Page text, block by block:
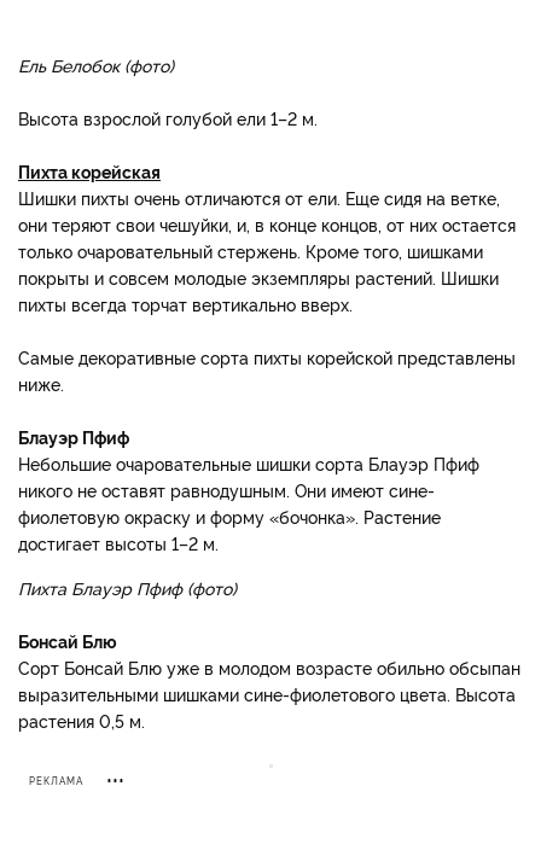
Ель Белобок (фото)
Высота взрослой голубой ели 1–2 м.
Пихта корейская
Шишки пихты очень отличаются от ели. Еще сидя на ветке,
они теряют свои чешуйки, и, в конце концов, от них остается
только очаровательный стержень. Кроме того, шишками
покрыты и совсем молодые экземпляры растений. Шишки
пихты всегда торчат вертикально вверх.
Самые декоративные сорта пихты корейской представлены
ниже.
Блауэр Пфиф
Небольшие очаровательные шишки сорта Блауэр Пфиф
никого не оставят равнодушным. Они имеют сине-
фиолетовую окраску и форму «бочонка». Растение
достигает высоты 1–2 м.
Пихта Блауэр Пфиф (фото)
Бонсай Блю
Сорт Бонсай Блю уже в молодом возрасте обильно обсыпан
выразительными шишками сине-фиолетового цвета. Высота
растения 0,5 м.
РЕКЛАМА